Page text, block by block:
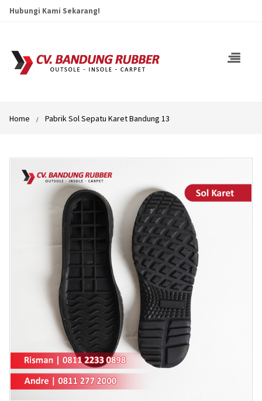
Hubungi Kami Sekarang!
Home Pabrik Sol Sepatu Karet Bandung 13